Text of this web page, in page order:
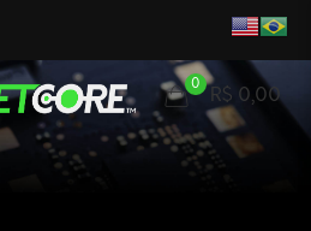
0
R$ 0,00